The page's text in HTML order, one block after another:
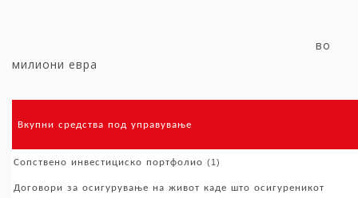
во
милиони евра
Вкупни средства под управување
Сопствено инвестициско портфолио (1)
Договори за осигурување на живот каде што осигуреникот